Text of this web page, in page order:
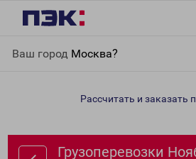
Ваш город Москва?
Республика Адыгея
Рассчитать и заказать
Грузоперевозки